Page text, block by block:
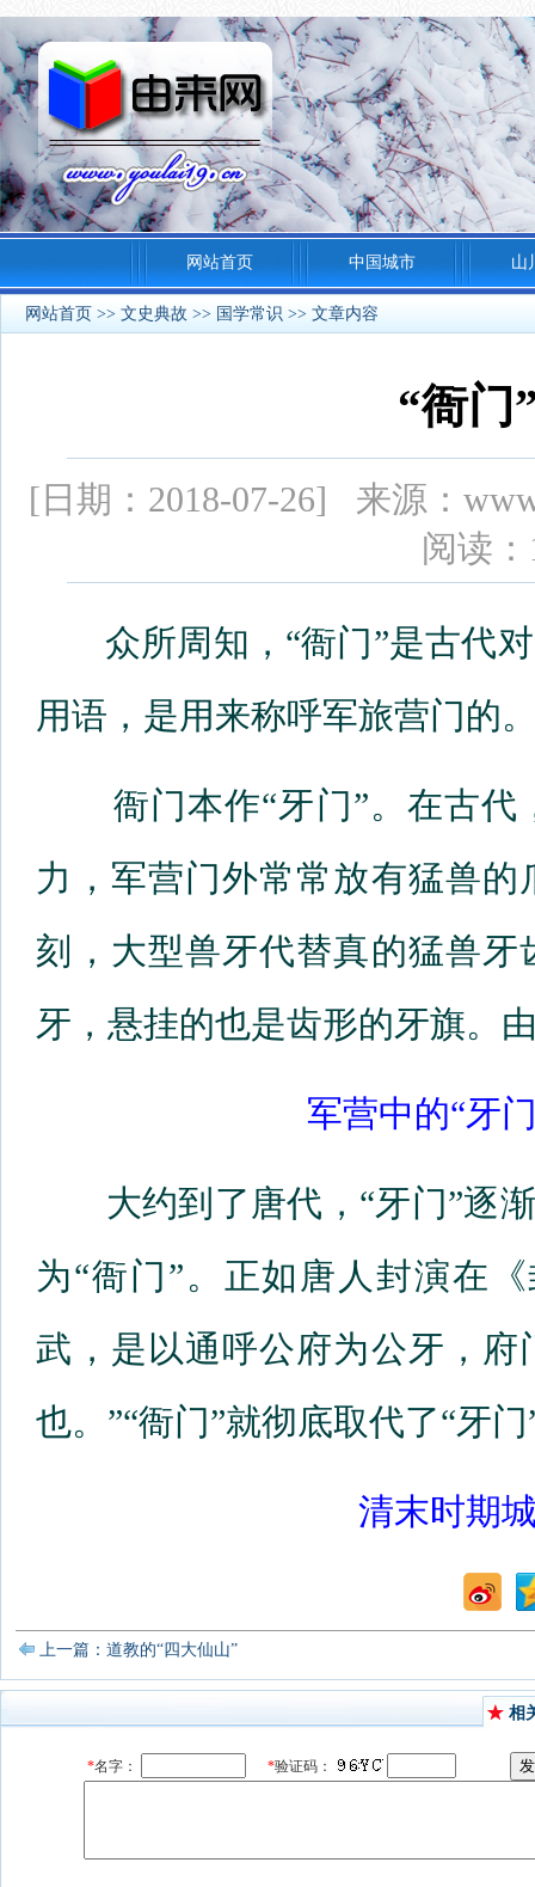
网站首页 中国城市 山
网站首页 >> 文史典故 >> 国学常识 >> 文章内容
“衙门
[日期：2018-07-26] 来源：
阅读
众所周知，“衙门”是古代对
用语，是用来称呼军旅营门的
衙门本作“牙门”。在古代
力，军营门外常常放有猛兽
刻，大型兽牙代替真的猛兽
牙，悬挂的也是齿形的牙旗。
军营中的“牙
大约到了唐代，“牙门”逐渐
为“衙门”。正如唐人封演在
武，是以通呼公府为公牙，
也。”“衙门”就彻底取代了“牙
清末时期
上一篇：道教的“四大仙山”
相